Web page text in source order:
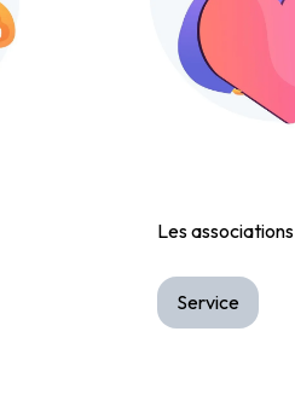
Les associations
Service